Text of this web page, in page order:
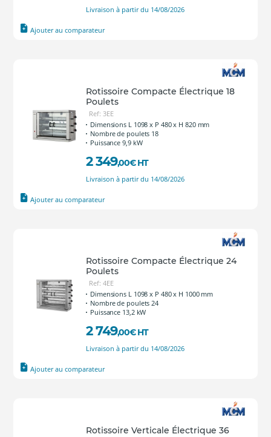
Livraison à partir du 14/08/2026
Ajouter au comparateur
Rotissoire Compacte Électrique 18
Poulets
Ref: 3EE
Dimensions L 1098 x P 480 x H 820 mm
Nombre de poulets 18
Puissance 9,9 kW
2 349,00€ HT
Livraison à partir du 14/08/2026
Ajouter au comparateur
Rotissoire Compacte Électrique 24
Poulets
Ref: 4EE
Dimensions L 1098 x P 480 x H 1000 mm
Nombre de poulets 24
Puissance 13,2 kW
2 749,00€ HT
Livraison à partir du 14/08/2026
Ajouter au comparateur
Rotissoire Verticale Électrique 36